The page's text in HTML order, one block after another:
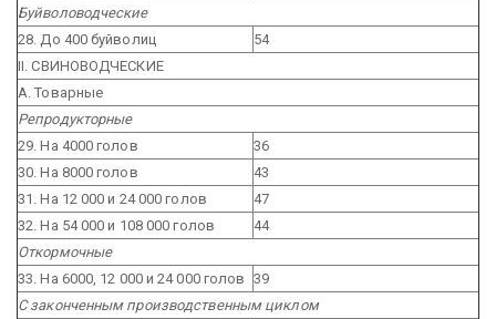
Буйволоводческие
28. До 400 буйволиц
54
II. СВИНОВОДЧЕСКИЕ
А. Товарные
Репродукторные
29. На 4000 голов
36
30. На 8000 голов
43
31. На 12 000 и 24 000 голов
47
32. На 54 000 и 108 000 голов
44
Откормочные
33. На 6000, 12 000 и 24 000 голов 39
С законченным производственным циклом